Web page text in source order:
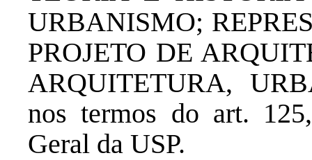
URBANISMO;
PROJETO DE
ARQUITETURA,
nos termos do art.
Geral da USP.